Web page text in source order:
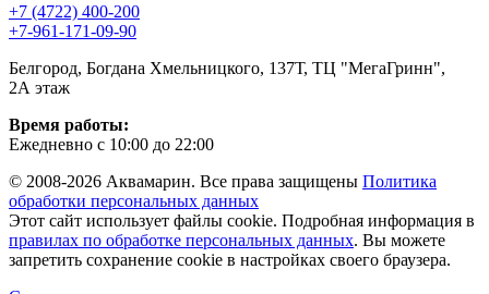
+7 (4722) 400-200
+7-961-171-09-90
Белгород, Богдана Хмельницкого, 137Т, ТЦ "МегаГринн",
2А этаж
Время работы:
Ежедневно с 10:00 до 22:00
© 2008-2026 Аквамарин. Все права защищены Политика
обработки персональных данных
Этот сайт использует файлы cookie. Подробная информация в
правилах по обработке персональных данных. Вы можете
запретить сохранение cookie в настройках своего браузера.